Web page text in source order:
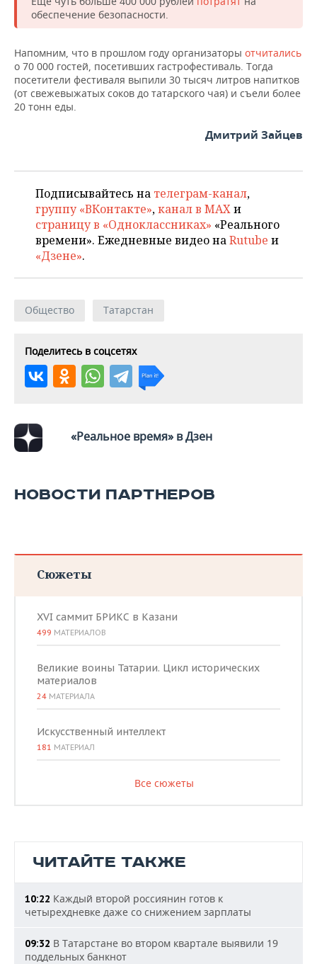
обеспечение безопасности.
Напомним, что в прошлом году организаторы отчитались
о 70 000 гостей, посетивших гастрофестиваль. Тогда
посетители фестиваля выпили 30 тысяч литров напитков
(от свежевыжатых соков до татарского чая) и съели более
20 тонн еды.
Дмитрий Зайцев
Подписывайтесь на телеграм-канал,
группу «ВКонтакте»,канал в MAXи
страницу в «Одноклассниках» «Реального
времени». Ежедневные видео наRutube и
«Дзене».
Общество Татарстан
Поделитесь в соцсетях
«Реальное время» в Дзен
НОВОСТИ ПАРТНЕРОВ
Сюжеты
XVI саммит БРИКС в Казани
499 МАТЕРИАЛОВ
Великие воины Татарии. Цикл исторических
материалов
24 МАТЕРИАЛА
Искусственный интеллект
181 МАТЕРИАЛ
Все сюжеты
ЧИТАЙТЕ ТАКЖЕ
10:22 Каждый второй россиянин готов к
четырехдневке даже со снижением зарплаты
09:32 В Татарстане во втором квартале выявили 19
поддельных банкнот